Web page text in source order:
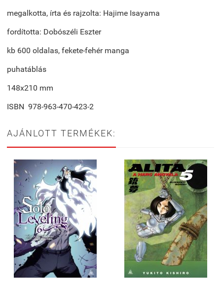
megalkotta, írta és rajzolta: Hajime Isayama
fordította: Dobószéli Eszter
kb 600 oldalas, fekete-fehér manga
puhatáblás
148x210 mm
ISBN 978-963-470-423-2
AJÁNLOTT TERMÉKEK: